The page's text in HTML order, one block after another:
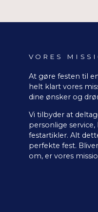
VORES
At gøre festen til
helt klart vores
dine ønsker og
Vi tilbyder at
personlige
festartikler. Alt
perfekte fest.
om, er vores